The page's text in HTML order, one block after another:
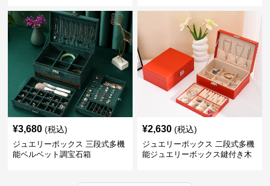
¥3,680 (税込)
ジュエリーボックス 三段式多機
能ベルベット調宝石箱
¥2,630 (税込)
ジュエリーボックス 二段式多機
能ジュエリーボックス鍵付き木